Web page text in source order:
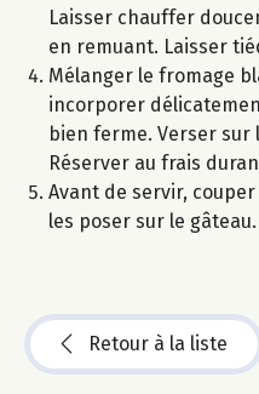
Laisser chauffer
en remuant. Laisser
Mélanger le fromage
incorporer
bien ferme. Verser
Réserver au frais
Avant de servir,
les poser sur le
Retour à la liste